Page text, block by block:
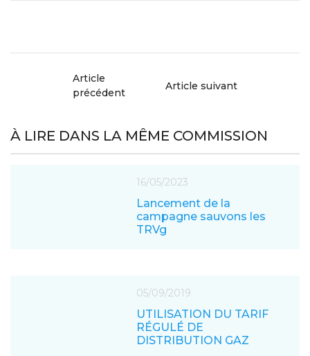
Article
précédent
Article suivant
À LIRE DANS LA MÊME COMMISSION
16/05/2023
Lancement de la
campagne sauvons les
TRVg
05/09/2019
UTILISATION DU TARIF
RÉGULÉ DE
DISTRIBUTION GAZ